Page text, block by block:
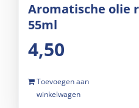
Aromatische olie
55ml
4,50
Toevoegen aan
winkelwagen